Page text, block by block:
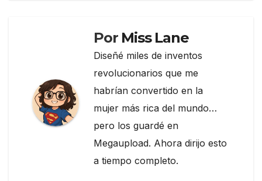
Por Miss Lane
Diseñé miles de inventos
revolucionarios que me
habrían convertido en la
mujer más rica del mundo…
pero los guardé en
Megaupload. Ahora dirijo esto
a tiempo completo.